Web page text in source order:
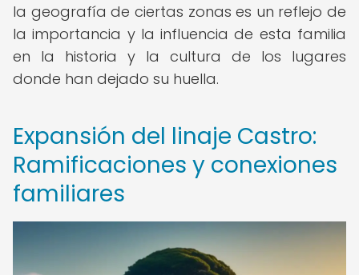
la geografía de ciertas zonas es un reflejo de
la importancia y la influencia de esta familia
en la historia y la cultura de los lugares
donde han dejado su huella.
Expansión del linaje Castro:
Ramificaciones y conexiones
familiares